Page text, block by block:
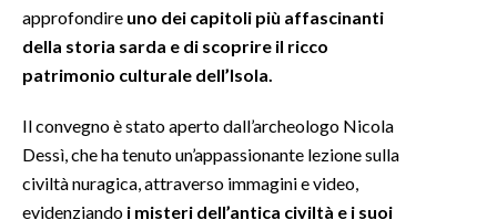
EVENTI
#CARAUNIONE
3 MINUTI CON
INSULARITÀ
approfondire uno dei capitoli più affascinanti
della storia sarda e di scoprire il ricco
patrimonio culturale dell’Isola.
Il convegno è stato aperto dall’archeologo Nicola
Dessì, che ha tenuto un’appassionante lezione sulla
civiltà nuragica, attraverso immagini e video,
evidenziando i misteri dell’antica civiltà e i suoi